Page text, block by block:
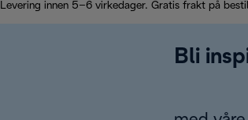
Levering innen 5–6 virkedager. Gratis frakt på
Bli